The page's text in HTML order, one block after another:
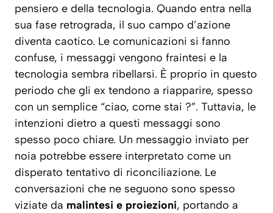
pensiero e della tecnologia. Quando entra nella
sua fase retrograda, il suo campo d’azione
diventa caotico. Le comunicazioni si fanno
confuse, i messaggi vengono fraintesi e la
tecnologia sembra ribellarsi. È proprio in questo
periodo che gli ex tendono a riapparire, spesso
con un semplice “ciao, come stai ?”. Tuttavia, le
intenzioni dietro a questi messaggi sono
spesso poco chiare. Un messaggio inviato per
noia potrebbe essere interpretato come un
disperato tentativo di riconciliazione. Le
conversazioni che ne seguono sono spesso
viziate da malintesi e proiezioni, portando a